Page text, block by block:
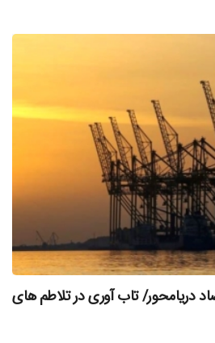
دریامحور/ تاب‌ آوری در تلاطم‌ های